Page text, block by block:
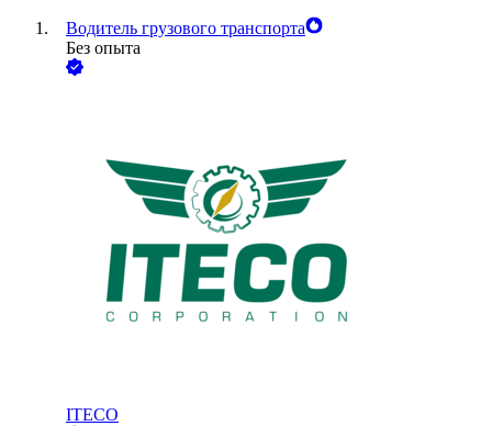
Водитель грузового транспорта
Без опыта
ITECO